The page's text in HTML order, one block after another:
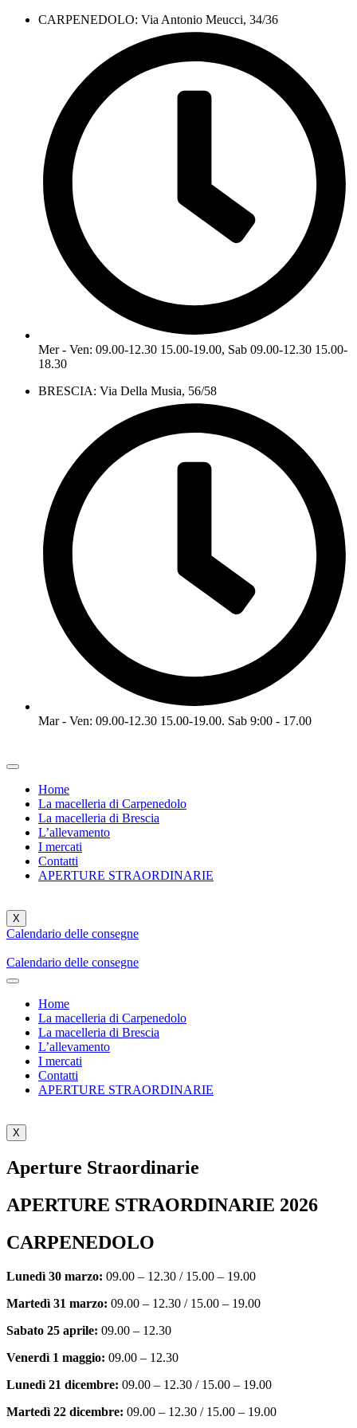
CARPENEDOLO: Via Antonio Meucci, 34/36
Mer - Ven: 09.00-12.30 15.00-19.00, Sab 09.00-12.30 15.00-
18.30
BRESCIA: Via Della Musia, 56/58
Mar - Ven: 09.00-12.30 15.00-19.00. Sab 9:00 - 17.00
Home
La macelleria di Carpenedolo
La macelleria di Brescia
L’allevamento
I mercati
Contatti
APERTURE STRAORDINARIE
X
Calendario delle consegne
Calendario delle consegne
Home
La macelleria di Carpenedolo
La macelleria di Brescia
L’allevamento
I mercati
Contatti
APERTURE STRAORDINARIE
X
Aperture Straordinarie
APERTURE STRAORDINARIE 2026
CARPENEDOLO
Lunedì 30 marzo: 09.00 – 12.30 / 15.00 – 19.00
Martedì 31 marzo: 09.00 – 12.30 / 15.00 – 19.00
Sabato 25 aprile: 09.00 – 12.30
Venerdì 1 maggio: 09.00 – 12.30
Lunedì 21 dicembre: 09.00 – 12.30 / 15.00 – 19.00
Martedì 22 dicembre: 09.00 – 12.30 / 15.00 – 19.00